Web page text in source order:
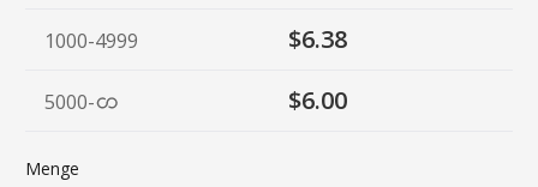
1000-4999 $6.38
5000- $6.00
Menge